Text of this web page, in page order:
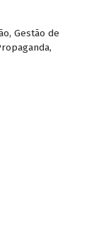
, Gestão de
,